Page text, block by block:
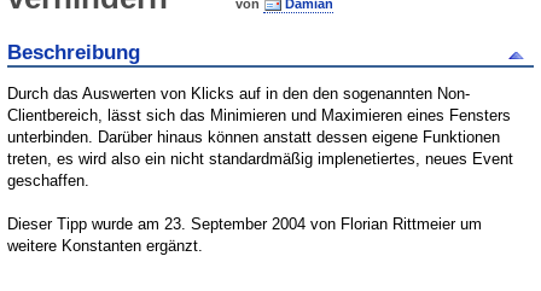
von Damian
Beschreibung
Durch das Auswerten von Klicks auf in den den sogenannten Non-
Clientbereich, lässt sich das Minimieren und Maximieren eines Fensters
unterbinden. Darüber hinaus können anstatt dessen eigene Funktionen
treten, es wird also ein nicht standardmäßig implenetiertes, neues Event
geschaffen.
Dieser Tipp wurde am 23. September 2004 von Florian Rittmeier um
weitere Konstanten ergänzt.